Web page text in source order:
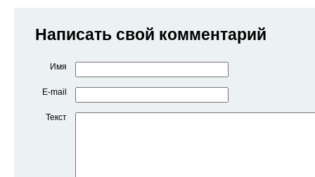
Написать свой комментарий
Имя
E-mail
Текст